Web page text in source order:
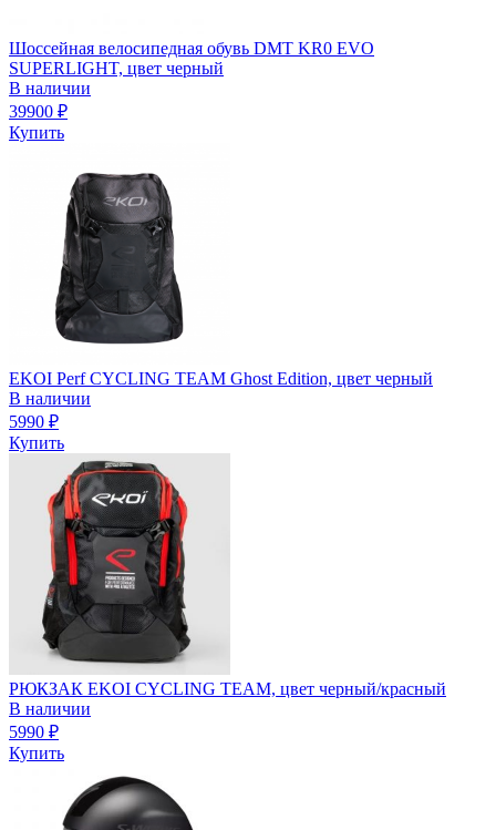
Шоссейная велосипедная обувь DMT KR0 EVO
SUPERLIGHT, цвет черный
В наличии
39900 ₽
Купить
EKOI Perf CYCLING TEAM Ghost Edition, цвет черный
В наличии
5990 ₽
Купить
РЮКЗАК EKOI CYCLING TEAM, цвет черный/красный
В наличии
5990 ₽
Купить